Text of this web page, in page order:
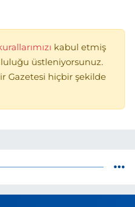
kabul etmiş
üstleniyorsunuz.
Gazetesi hiçbir şekilde